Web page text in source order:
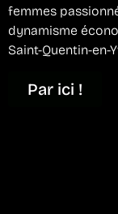
femmes
dynamisme
Saint-Quentin-en-
Par ici !